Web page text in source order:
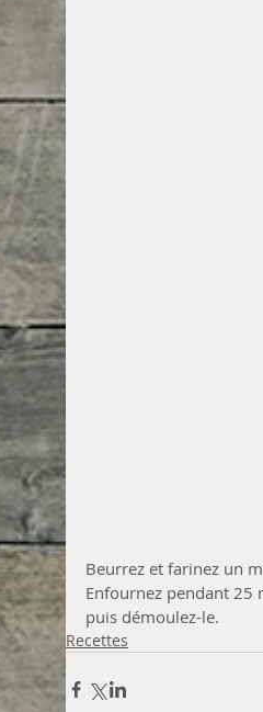
Beurrez et farinez un
Enfournez pendant
puis démoulez-le.
Recettes